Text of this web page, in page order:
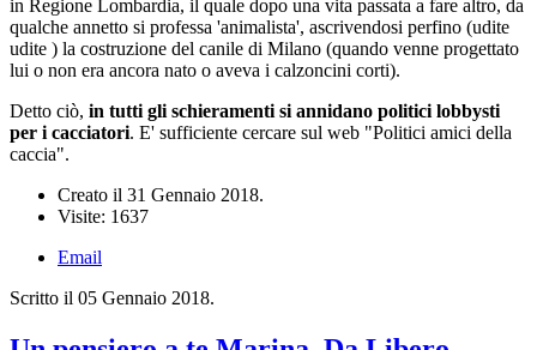
in Regione Lombardia, il quale dopo una vita passata a fare altro, da
qualche annetto si professa 'animalista', ascrivendosi perfino (udite
udite ) la costruzione del canile di Milano (quando venne progettato
lui o non era ancora nato o aveva i calzoncini corti).
Detto ciò, in tutti gli schieramenti si annidano politici lobbysti
per i cacciatori. E' sufficiente cercare sul web "Politici amici della
caccia".
Creato il 31 Gennaio 2018.
Visite: 1637
Email
Scritto il 05 Gennaio 2018.